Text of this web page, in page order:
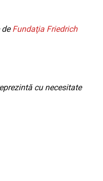
deFundaţia Friedrich
cu necesitate